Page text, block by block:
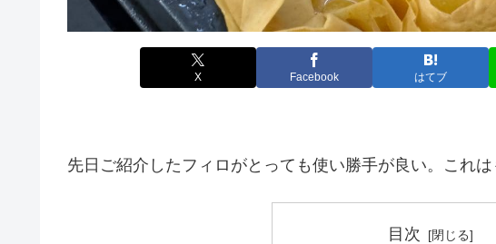
X Facebook はてブ
先日ご紹介したフィロがとっても使い勝手が良い。これ
目次